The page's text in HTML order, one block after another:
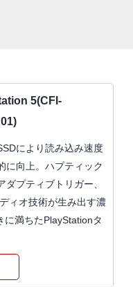
5(CFI-
により読み込み速度
に向上。ハプティック
ダプティブトリガー、
ィオ技術が生み出す濃
に満ちたPlayStationタ